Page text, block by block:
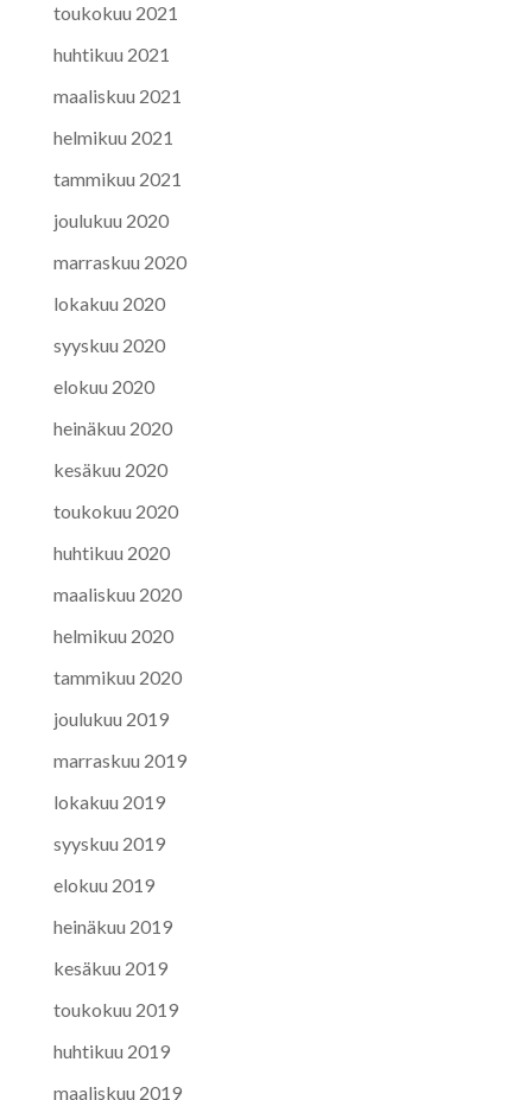
toukokuu 2021
huhtikuu 2021
maaliskuu 2021
helmikuu 2021
tammikuu 2021
joulukuu 2020
marraskuu 2020
lokakuu 2020
syyskuu 2020
elokuu 2020
heinäkuu 2020
kesäkuu 2020
toukokuu 2020
huhtikuu 2020
maaliskuu 2020
helmikuu 2020
tammikuu 2020
joulukuu 2019
marraskuu 2019
lokakuu 2019
syyskuu 2019
elokuu 2019
heinäkuu 2019
kesäkuu 2019
toukokuu 2019
huhtikuu 2019
maaliskuu 2019